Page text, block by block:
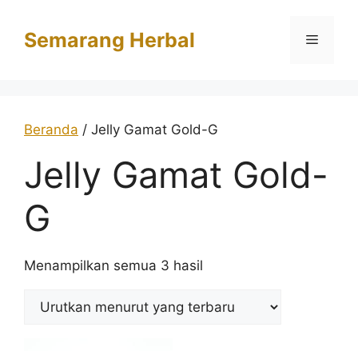
Semarang Herbal Menu
Beranda / Jelly Gamat Gold-G
Jelly Gamat Gold-
G
Menampilkan semua 3 hasil
yang